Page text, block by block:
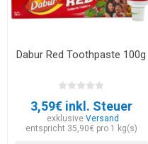
Dabur Red Toothpaste 100g
3,59€ inkl. Steuer
exklusiveVersand
entspricht 35,90€ pro 1 kg(s)